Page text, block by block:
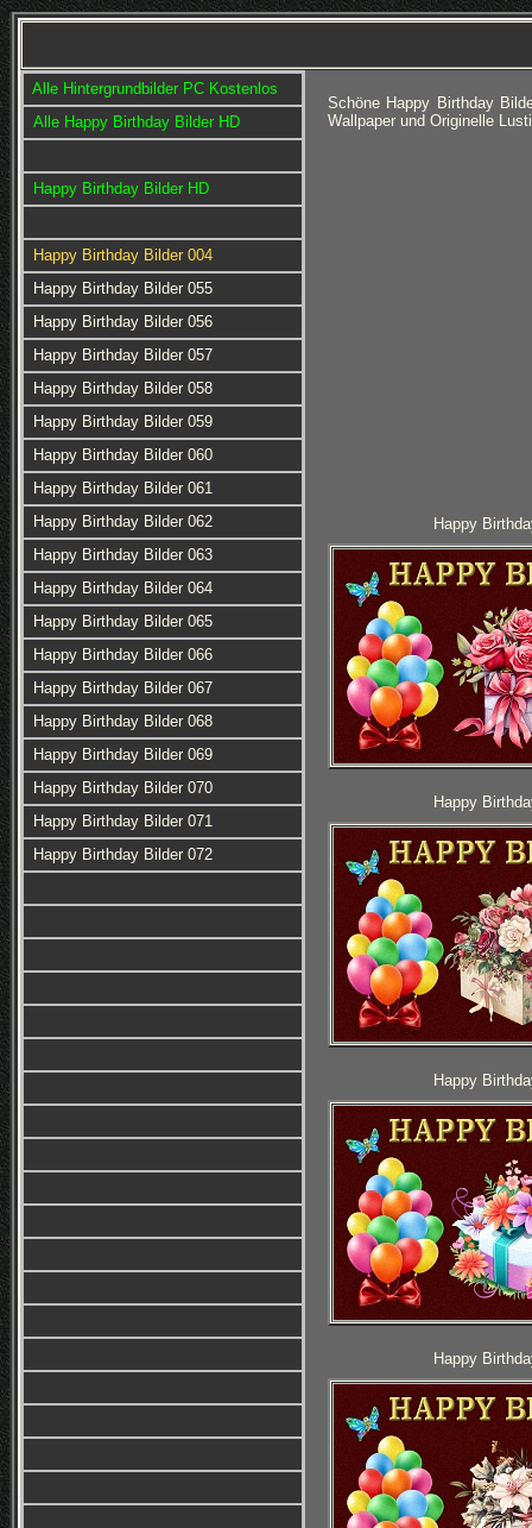
Alle Hintergrundbilder PC Kostenlos
Alle Happy Birthday Bilder HD
Happy Birthday Bilder HD
Happy Birthday Bilder 004
Happy Birthday Bilder 055
Happy Birthday Bilder 056
Happy Birthday Bilder 057
Happy Birthday Bilder 058
Happy Birthday Bilder 059
Happy Birthday Bilder 060
Happy Birthday Bilder 061
Happy Birthday Bilder 062
Happy Birthday Bilder 063
Happy Birthday Bilder 064
Happy Birthday Bilder 065
Happy Birthday Bilder 066
Happy Birthday Bilder 067
Happy Birthday Bilder 068
Happy Birthday Bilder 069
Happy Birthday Bilder 070
Happy Birthday Bilder 071
Happy Birthday Bilder 072
Schöne Happy Birthday
Wallpaper und Originelle
Happy
Happy
Happy
Happy